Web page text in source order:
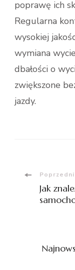
poprawę ich
Regularna
wysokiej
wymiana
dbałości o
zwiększone
jazdy.
wpisu
Jak